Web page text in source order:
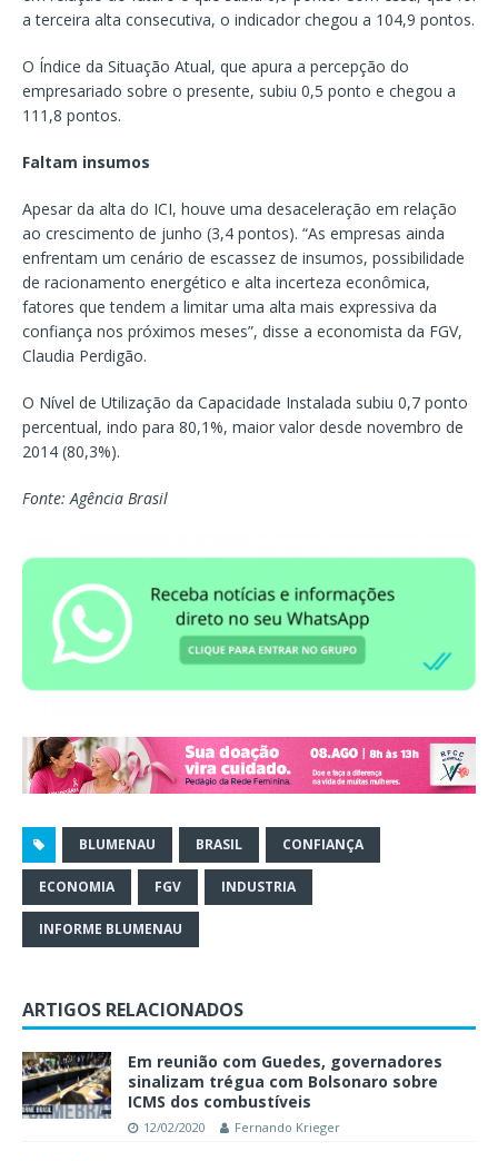
a terceira alta consecutiva, o indicador chegou a 104,9 pontos.
O Índice da Situação Atual, que apura a percepção do
empresariado sobre o presente, subiu 0,5 ponto e chegou a
111,8 pontos.
Faltam insumos
Apesar da alta do ICI, houve uma desaceleração em relação
ao crescimento de junho (3,4 pontos). “As empresas ainda
enfrentam um cenário de escassez de insumos, possibilidade
de racionamento energético e alta incerteza econômica,
fatores que tendem a limitar uma alta mais expressiva da
confiança nos próximos meses”, disse a economista da FGV,
Claudia Perdigão.
O Nível de Utilização da Capacidade Instalada subiu 0,7 ponto
percentual, indo para 80,1%, maior valor desde novembro de
2014 (80,3%).
Fonte: Agência Brasil
BLUMENAU BRASIL CONFIANÇA
ECONOMIA FGV INDUSTRIA
INFORME BLUMENAU
ARTIGOS RELACIONADOS
Em reunião com Guedes, governadores
sinalizam trégua com Bolsonaro sobre
ICMS dos combustíveis
12/02/2020 Fernando Krieger